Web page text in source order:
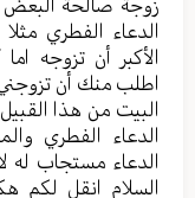
الدعاء الفطري
الأكبر أن تزوجه
اطلب منك أن
البيت من هذا
الدعاء الفطري
الدعاء مستجاب له
السلام انقل لكم